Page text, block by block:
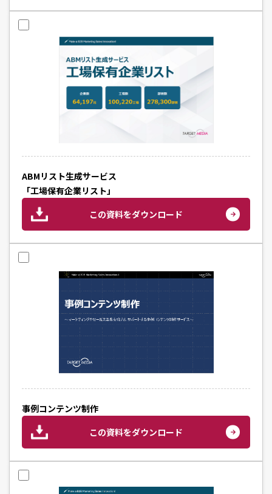
ABMリスト生成サービス
「工場保有企業リスト」
この資料をダウンロード
事例コンテンツ制作
この資料をダウンロード